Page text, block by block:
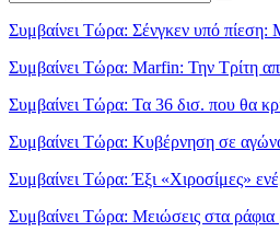
Συμβαίνει Τώρα: Σένγκεν υπό πίεση:
Συμβαίνει Τώρα: Marfin: Την Τρίτη
Συμβαίνει Τώρα: Τα 36 δισ. που θα
Συμβαίνει Τώρα: Κυβέρνηση σε
Συμβαίνει Τώρα: Έξι «Χιροσίμες»
Συμβαίνει Τώρα: Μειώσεις στα ράφια